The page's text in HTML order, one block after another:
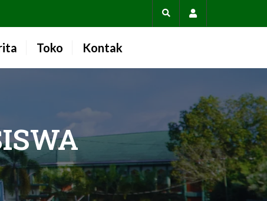
Toko Kontak